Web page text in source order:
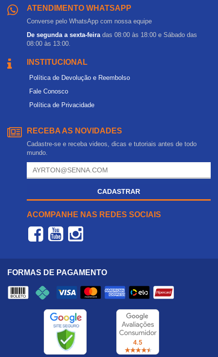
ATENDIMENTO WHATSAPP
Converse pelo WhatsApp com nossa equipe
De segunda a sexta-feiradas 08:00 às 18:00 e Sábado das
08:00 às 13:00.
INSTITUCIONAL
Política de Devolução e Reembolso
Fale Conosco
Política de Privacidade
RECEBA AS NOVIDADES
Cadastre-se e receba videos, dicas e tutoriais antes de todo
mundo.
CADASTRAR
ACOMPANHE NAS REDES SOCIAIS
FORMAS DE PAGAMENTO